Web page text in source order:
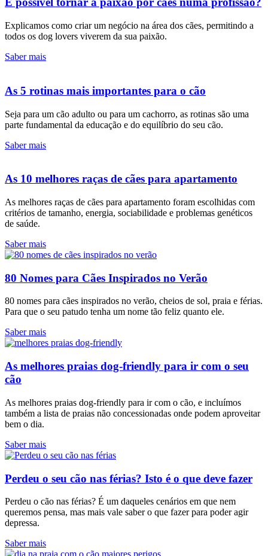
Explicamos como criar um negócio na área dos cães, permitindo a
todos os dog lovers viverem da sua paixão.
Saber mais
As 5 rotinas mais importantes para o cão
Seja para um cão adulto ou para um cachorro, as rotinas são uma
parte fundamental da educação e do equilíbrio do seu cão.
Saber mais
As 10 melhores raças de cães para apartamento
As melhores raças de cães para apartamento foram escolhidas com
critérios de tamanho, energia, sociabilidade e problemas genéticos
de saúde.
Saber mais
80 Nomes para Cães Inspirados no Verão
80 nomes para cães inspirados no verão, cheios de sol, praia e férias.
Para que o seu patudo tenha um nome tão feliz quanto ele.
Saber mais
As melhores praias dog-friendly para ir com o seu
cão
As melhores praias dog-friendly para ir com o cão, e incluímos
também a lista de praias não concessionadas onde podem aproveitar
bem o dia.
Saber mais
Perdeu o seu cão nas férias? Isto é o que deve fazer
Perdeu o cão nas férias? É um daqueles cenários em que nem
queremos pensa, mas mais vale saber o que fazer para poder agir
depressa.
Saber mais